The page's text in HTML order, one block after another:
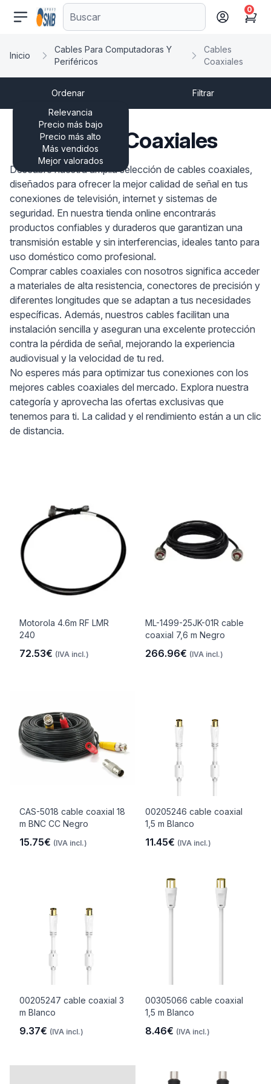
comercioseguro.es
Cart
0
Inicio
Cables Para Computadoras Y
Periféricos
Cables
Coaxiales
Ordenar
Relevancia
Precio más bajo
Precio más alto
Más vendidos
Mejor valorados
Filtrar
Cables Coaxiales
Descubre nuestra amplia selección de cables coaxiales,
diseñados para ofrecer la mejor calidad de señal en tus
conexiones de televisión, internet y sistemas de
seguridad. En nuestra tienda online encontrarás
productos confiables y duraderos que garantizan una
transmisión estable y sin interferencias, ideales tanto para
uso doméstico como profesional.
Comprar cables coaxiales con nosotros significa acceder
a materiales de alta resistencia, conectores de precisión y
diferentes longitudes que se adaptan a tus necesidades
específicas. Además, nuestros cables facilitan una
instalación sencilla y aseguran una excelente protección
contra la pérdida de señal, mejorando la experiencia
audiovisual y la velocidad de tu red.
No esperes más para optimizar tus conexiones con los
mejores cables coaxiales del mercado. Explora nuestra
categoría y aprovecha las ofertas exclusivas que
tenemos para ti. La calidad y el rendimiento están a un clic
de distancia.
Motorola 4.6m RF LMR
240
72.53€ (IVA incl.)
ML-1499-25JK-01R cable
coaxial 7,6 m Negro
266.96€ (IVA incl.)
CAS-5018 cable coaxial 18
m BNC CC Negro
15.75€ (IVA incl.)
00205246 cable coaxial
1,5 m Blanco
11.45€ (IVA incl.)
00205247 cable coaxial 3
m Blanco
9.37€ (IVA incl.)
00305066 cable coaxial
1,5 m Blanco
8.46€ (IVA incl.)